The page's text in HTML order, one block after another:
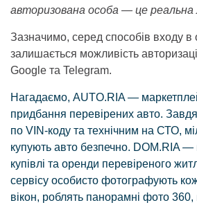
авторизована особа — це
Зазначимо, серед способів входу в
залишається можливість
Google та Telegram.
Нагадаємо, AUTO.RIA—
придбання перевірених авто.
по VIN-коду та технічним на СТО,
купують авто безпечно. DOM.RIA—
купівлі та оренди перевіреного
сервісу особисто фотографують
вікон, роблять панорамні фото